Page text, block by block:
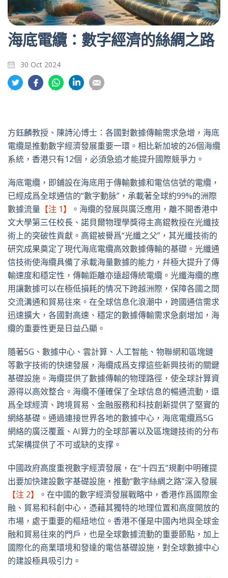
海底電纜：數字經濟的絲綢之路
30 Oct 2024
分
享
特
分
享
書
分
享
享
英
享
郵
方鈺麟教授、陳詩沁博士：各國對數據傳輸需求急增，海底
電纜是推動數字經濟發展重要一環。相比新加坡的26個海纜
系統，香港只有12個，必須急追才能提升國際競爭力。
海底電纜，即鋪設在海底用于傳輸數據和電信信號的電纜，
已經成爲全球通信的“數字動脉”，承載著全球約99%的洲際
數據流量 【注 1】
。海纜的發展與廣泛應用，離不開香港中
文大學第三任校長、諾貝爾物理學獎得主高錕教授在光纖技
術上的突破性貢獻。高錕被譽爲“光纖之父”，其光纖技術的
研究成果奠定了現代海底電纜高效數據傳輸的基礎。光纖通
信技術使海纜具備了承載海量數據的能力，幷極大提升了傳
輸速度和穩定性，傳輸距離亦遠超傳統電纜。光纖海纜的應
用讓數據可以在極低損耗的情况下跨越洲際，保障各國之間
交流溝通和貿易往來。在全球信息化浪潮中，跨國通信需求
迅速擴大，各國對高速、穩定的數據傳輸需求急劇增加，海
纜的重要性更是日益凸顯。
隨著5G、數據中心、雲計算、人工智能、物聯網和區塊鏈
等數字技術的快速發展，海纜成爲支撑這些新興技術的關鍵
基礎設施。海纜提供了數據傳輸的物理路徑，使全球計算資
源得以高效整合。海纜不僅確保了全球信息的暢通流動，還
爲全球經濟、跨境貿易、金融服務和科技創新提供了堅實的
網絡基礎。通過連接世界各地的數據中心，海底電纜爲5G
網絡的廣泛覆蓋、AI算力的全球部署以及區塊鏈技術的分布
式架構提供了不可或缺的支撑。
中國政府高度重視數字經濟發展，在“十四五”規劃中明確提
出要加快建設數字基礎設施，推動“數字絲綢之路”深入發展
【注 2】
。在中國的數字經濟發展戰略中，香港作爲國際金
融、貿易和科創中心，憑藉其獨特的地理位置和高度開放的
市場，處于重要的樞紐地位。香港不僅是中國內地與全球金
融和貿易往來的門戶，也是全球數據流動的重要節點，加上
國際化的商業環境和發達的電信基礎設施，對全球數據中心
的建設極具吸引力。